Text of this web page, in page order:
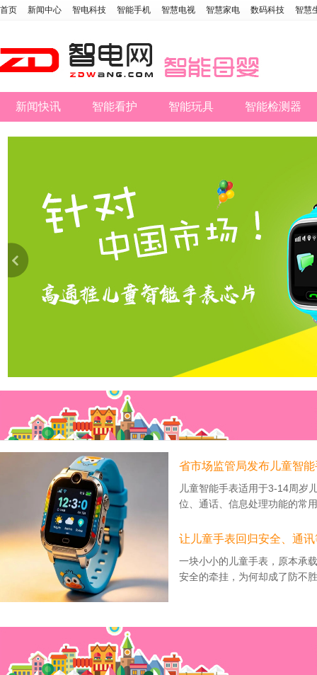
首页 新闻中心 智电科技 智能手机 智慧电视 智慧家电 数码科技 智慧
新闻快讯 智能看护 智能玩具 智能检测器
省市场监管局发布儿童智
儿童智能手表适用于3-14周岁
位、通话、信息处理功能的常
让儿童手表回归安全、通
一块小小的儿童手表，原本承
安全的牵挂，为何却成了防不